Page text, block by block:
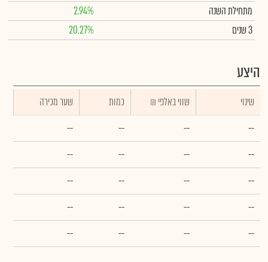
מתחילת השנה
2.94%
3 שנים
20.27%
היצע
שינוי ₪ שווי באלפי כמות
שער מכירה
--
--
--
--
--
--
--
--
--
--
--
--
--
--
--
--
--
--
--
--